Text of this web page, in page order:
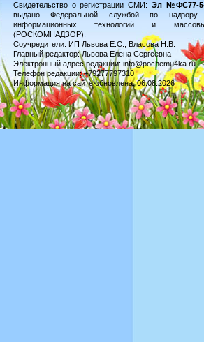
Свидетельство о регистрации СМИ: Эл №ФС77-
выдано Федеральной службой по
информационных технологий и
(РОСКОМНАДЗОР).
Соучредители: ИП Львова Е.С., Власова Н.В.
Главный редактор: Львова Елена Сергеевна
Электронный адрес редакции: info@pochemu4ka.ru
Телефон редакции: +79277797310
Информация на сайте обновлена: 06.08.2026